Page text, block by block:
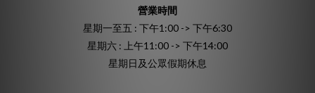
營業時間
星期一至五 : 下午1:00 -> 下午6:30
星期六 : 上午11:00 -> 下午14:00
星期日及公眾假期休息